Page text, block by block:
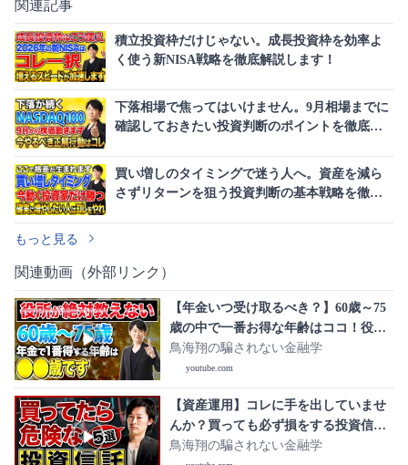
積立投資枠だけじゃない。成長投資枠を効率よ
く使う新NISA戦略を徹底解説します！
下落相場で焦ってはいけません。9月相場までに
確認しておきたい投資判断のポイントを徹底解
買い増しのタイミングで迷う人へ。資産を減ら
さずリターンを狙う投資判断の基本戦略を徹底
もっと見る
関連動画（外部リンク）
【年金いつ受け取るべき？】60歳～75
歳の中で一番お得な年齢はココ！役所
が教えない本当の話を紹介します！
鳥海翔の騙されない金融学
youtube.com
【資産運用】コレに手を出していませ
んか？買っても必ず損をする投資信託
を紹介します！
鳥海翔の騙されない金融学